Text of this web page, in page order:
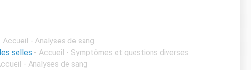
Accueil - Analyses de sang
selles - Accueil - Symptômes et questions diverses
- Analyses de sang